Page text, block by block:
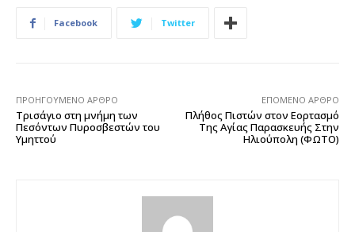
Facebook Twitter
ΠΡΟΗΓΟΎΜΕΝΟ ΆΡΘΡΟ
Τρισάγιο στη μνήμη των
Πεσόντων Πυροσβεστών του
Υμηττού
ΕΠΌΜΕΝΟ ΆΡΘΡΟ
Πλήθος Πιστών στον Εορτασμό
Της Αγίας Παρασκευής Στην
Ηλιούπολη (ΦΩΤΟ)